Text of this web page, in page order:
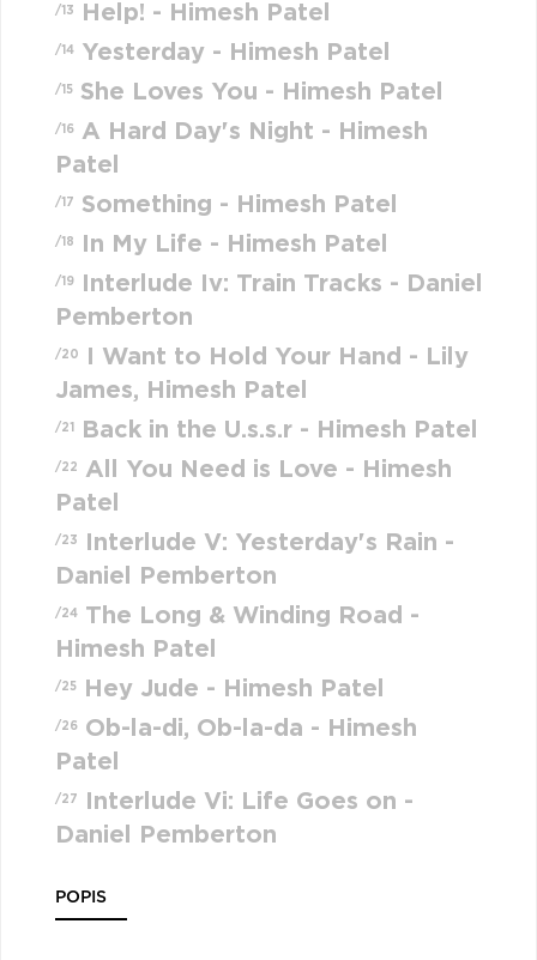
/13 Help! - Himesh Patel
/14 Yesterday - Himesh Patel
/15 She Loves You - Himesh Patel
/16
A Hard Day's Night - Himesh
Patel
/17 Something - Himesh Patel
/18 In My Life - Himesh Patel
/19
Interlude Iv: Train Tracks - Daniel
Pemberton
/20
I Want to Hold Your Hand - Lily
James, Himesh Patel
/21 Back in the U.s.s.r - Himesh Patel
/22
All You Need is Love - Himesh
Patel
/23
Interlude V: Yesterday's Rain -
Daniel Pemberton
/24
The Long & Winding Road -
Himesh Patel
/25 Hey Jude - Himesh Patel
/26
Ob-la-di, Ob-la-da - Himesh
Patel
/27
Interlude Vi: Life Goes on -
Daniel Pemberton
POPIS